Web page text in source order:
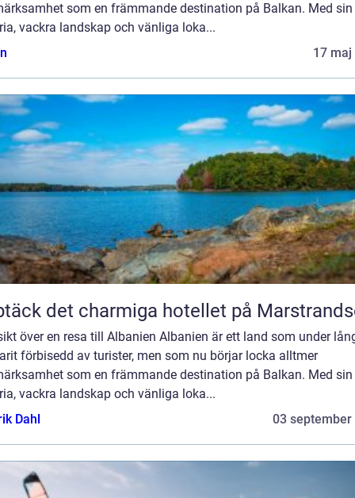
som en främmande destination på Balkan. Med
vackra landskap och vänliga loka...
17 maj
det charmiga hotellet på
över en resa till Albanien Albanien är ett land som under
förbisedd av turister, men som nu börjar locka alltmer
som en främmande destination på Balkan. Med
vackra landskap och vänliga loka...
Dahl
03 september